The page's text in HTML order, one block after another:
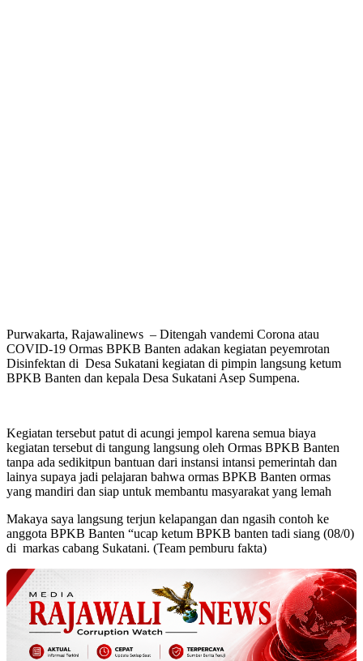
Purwakarta, Rajawalinews – Ditengah vandemi Corona atau
COVID-19 Ormas BPKB Banten adakan kegiatan peyemrotan
Disinfektan di Desa Sukatani kegiatan di pimpin langsung ketum
BPKB Banten dan kepala Desa Sukatani Asep Sumpena.
Kegiatan tersebut patut di acungi jempol karena semua biaya
kegiatan tersebut di tangung langsung oleh Ormas BPKB Banten
tanpa ada sedikitpun bantuan dari instansi intansi pemerintah dan
lainya supaya jadi pelajaran bahwa ormas BPKB Banten ormas
yang mandiri dan siap untuk membantu masyarakat yang lemah
Makaya saya langsung terjun kelapangan dan ngasih contoh ke
anggota BPKB Banten “ucap ketum BPKB banten tadi siang (08/0)
di markas cabang Sukatani. (Team pemburu fakta)